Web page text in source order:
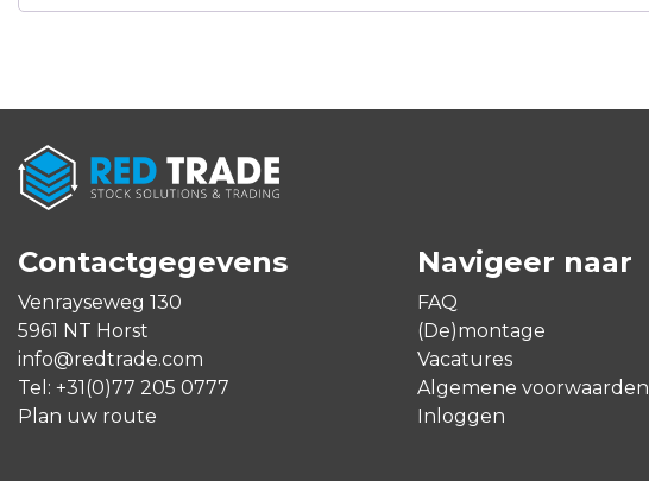
Contactgegevens
Venrayseweg 130
5961 NT Horst
info@redtrade.com
Tel: +31(0)77 205 0777
Plan uw route
Navigeer naar
FAQ
(De)montage
Vacatures
Algemene voorwaarden
Inloggen